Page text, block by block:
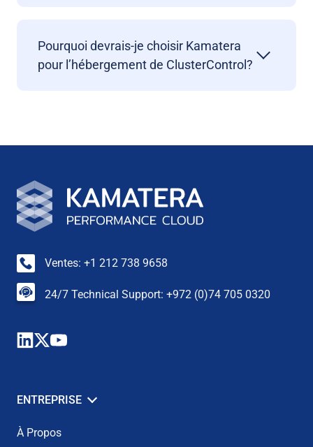
Pourquoi devrais-je choisir Kamatera
pour l’hébergement de ClusterControl?
Ventes: +1 212 738 9658
24/7 Technical Support: +972 (0)74 705 0320
ENTREPRISE
À Propos